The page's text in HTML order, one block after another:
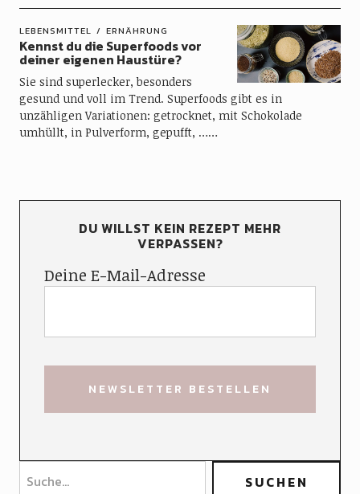
LEBENSMITTEL ERNÄHRUNG
Kennst du die Superfoods vor
deiner eigenen Haustüre?
Sie sind superlecker, besonders
gesund und voll im Trend. Superfoods gibt es in
unzähligen Variationen: getrocknet, mit Schokolade
umhüllt, in Pulverform, gepufft, ……
DU WILLST KEIN REZEPT MEHR
VERPASSEN?
Deine E-Mail-Adresse